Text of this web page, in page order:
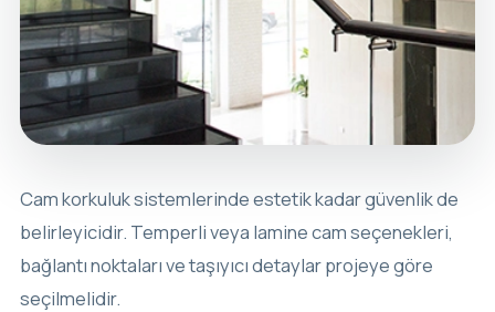
Cam korkuluk sistemlerinde estetik kadar güvenlik de
belirleyicidir. Temperli veya lamine cam seçenekleri,
bağlantı noktaları ve taşıyıcı detaylar projeye göre
seçilmelidir.